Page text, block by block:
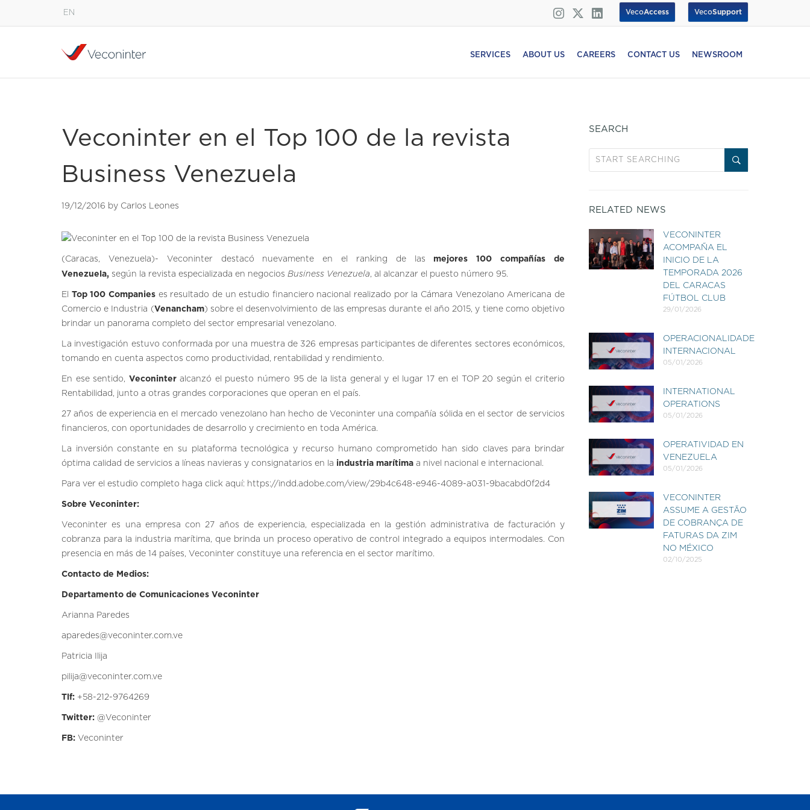
EN
Español
VecoSupport
VecoAccess
SERVICES ABOUT US CAREERS CONTACT US NEWSROOM
Veconinter en el Top 100 de la revista
Business Venezuela
19/12/2016 by Carlos Leones
(Caracas, Venezuela)- Veconinter destacó nuevamente en el ranking de las mejores 100 compañías de
Venezuela, según la revista especializada en negocios Business Venezuela, al alcanzar el puesto número 95.
El Top 100 Companieses resultado de un estudio financiero nacional realizado por la Cámara Venezolano Americana de
Comercio e Industria ( Venancham) sobre el desenvolvimiento de las empresas durante el año 2015, y tiene como objetivo
brindar un panorama completo del sector empresarial venezolano.
La investigación estuvo conformada por una muestra de 326 empresas participantes de diferentes sectores económicos,
tomando en cuenta aspectos como productividad, rentabilidad y rendimiento.
En ese sentido, Veconinteralcanzó el puesto número 95 de la lista general y el lugar 17 en el TOP 20 según el criterio
Rentabilidad, junto a otras grandes corporaciones que operan en el país.
27 años de experiencia en el mercado venezolano han hecho de Veconinter una compañía sólida en el sector de servicios
financieros, con oportunidades de desarrollo y crecimiento en toda América.
La inversión constante en su plataforma tecnológica y recurso humano comprometido han sido claves para brindar
óptima calidad de servicios a líneas navieras y consignatarios en la industria marítima a nivel nacional e internacional.
Para ver el estudio completo haga click aquí: https://indd.adobe.com/view/29b4c648-e946-4089-a031-9bacabd0f2d4
Sobre Veconinter:
Veconinter es una empresa con 27 años de experiencia, especializada en la gestión administrativa de facturación y
cobranza para la industria marítima, que brinda un proceso operativo de control integrado a equipos intermodales. Con
presencia en más de 14 países, Veconinter constituye una referencia en el sector marítimo.
Contacto de Medios:
Departamento de Comunicaciones Veconinter
Arianna Paredes
aparedes@veconinter.com.ve
Patricia Ilija
pilija@veconinter.com.ve
Tlf: +58-212-9764269
Twitter: @Veconinter
FB: Veconinter
SEARCH
RELATED NEWS
VECONINTER
ACOMPAÑA EL
INICIO DE LA
TEMPORADA 2026
DEL CARACAS
FÚTBOL CLUB
29/01/2026
OPERACIONALIDADE
INTERNACIONAL
05/01/2026
INTERNATIONAL
OPERATIONS
05/01/2026
OPERATIVIDAD EN
VENEZUELA
05/01/2026
VECONINTER
ASSUME A GESTÃO
DE COBRANÇA DE
FATURAS DA ZIM
NO MÉXICO
02/10/2025